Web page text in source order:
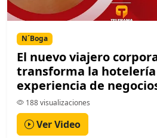
N´Boga
El nuevo viajero
transforma la
experiencia de
188 visualizaciones
Ver Video